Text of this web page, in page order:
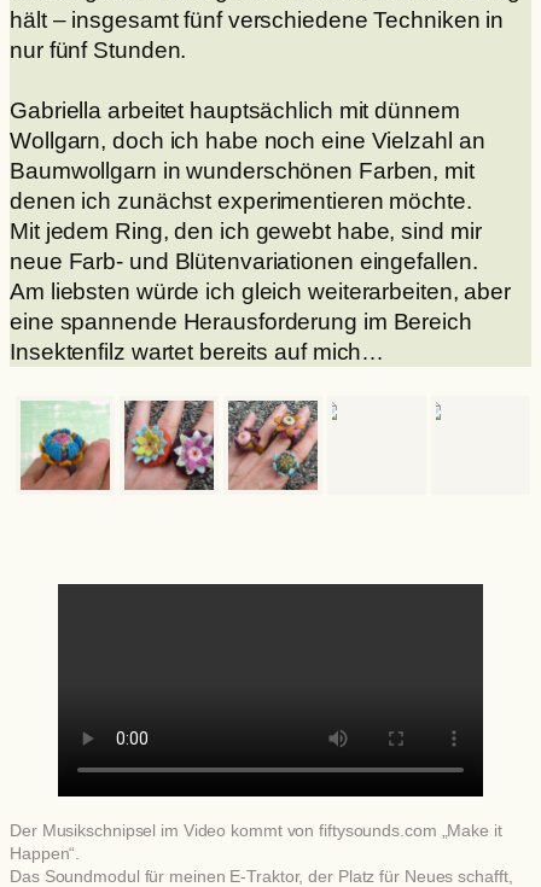
hält – insgesamt fünf verschiedene Techniken in
nur fünf Stunden.
Gabriella arbeitet hauptsächlich mit dünnem
Wollgarn, doch ich habe noch eine Vielzahl an
Baumwollgarn in wunderschönen Farben, mit
denen ich zunächst experimentieren möchte.
Mit jedem Ring, den ich gewebt habe, sind mir
neue Farb- und Blütenvariationen eingefallen.
Am liebsten würde ich gleich weiterarbeiten, aber
eine spannende Herausforderung im Bereich
Insektenfilz wartet bereits auf mich…
Der Musikschnipsel im Video kommt von fiftysounds.com „Make it
Happen“.
Das Soundmodul für meinen E-Traktor, der Platz für Neues schafft,